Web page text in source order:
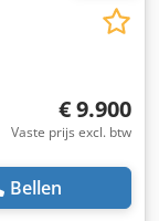
€ 9.900
Vaste prijs excl. btw
Bellen